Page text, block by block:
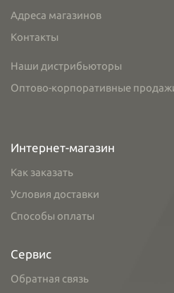
Адреса магазинов
Контакты
Наши дистрибьюторы
Оптово-корпоративные
Интернет-магазин
Как заказать
Условия доставки
Способы оплаты
Сервис
Обратная связь